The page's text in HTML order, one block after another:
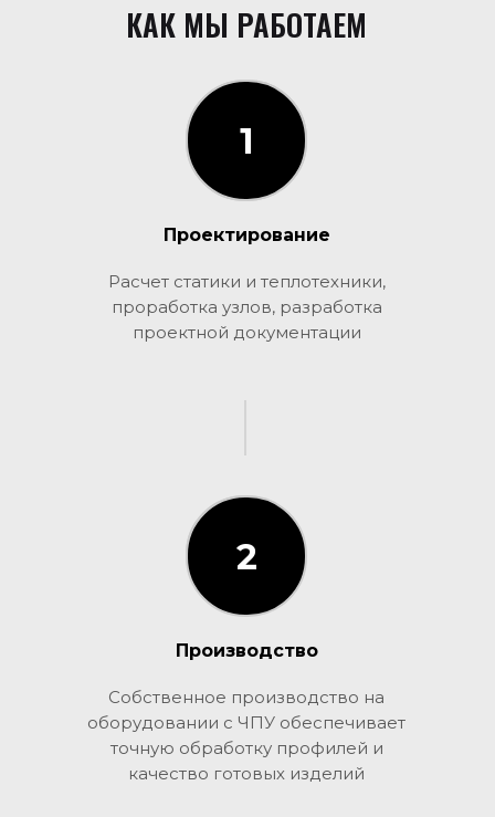
1
Расчет статики и теплотехники,
проработка узлов, разработка
проектной документации
Проектирование
1
2
Производство
Собственное производство на
оборудовании с ЧПУ обеспечивает
точную обработку профилей и
качество готовых изделий
2
КАК МЫ РАБОТАЕМ